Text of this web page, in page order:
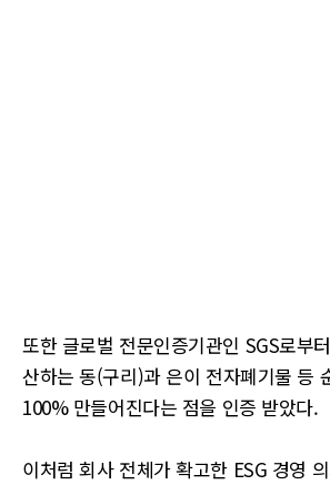
또한 글로벌 전문인증기관인 SGS로부
산하는 동(구리)과 은이 전자폐기물 등
100% 만들어진다는 점을 인증 받았다.
이처럼 회사 전체가 확고한 ESG 경영